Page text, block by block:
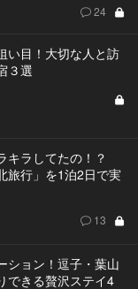
24
い目！大切な人と訪
３選
キラしてたの！？
旅行」を1泊2日で実
13
ション！逗子・葉山
できる贅沢ステイ4